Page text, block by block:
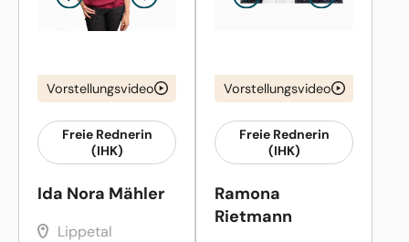
Vorstellungsvideo
Freie Rednerin
(IHK)
Ida Nora Mähler
Lippetal
Vorstellungsvideo
Freie Rednerin
(IHK)
Ramona
Rietmann